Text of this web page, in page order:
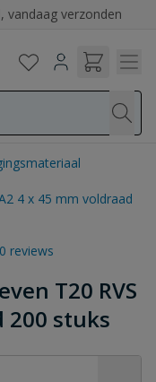
vandaag verzonden
4 x 45 mm voldraad
0 reviews
T20 RVS
200 stuks